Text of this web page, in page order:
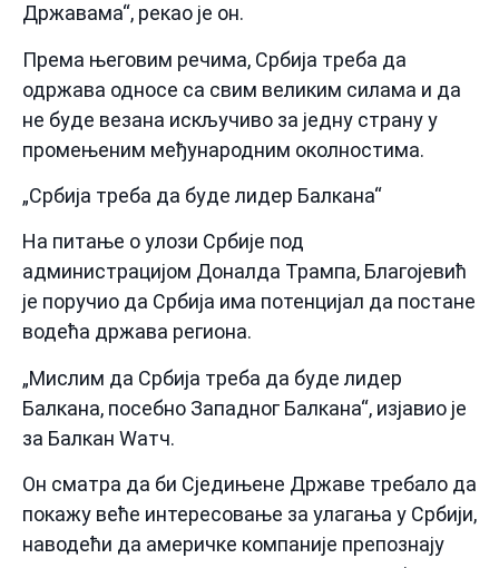
Државама“, рекао је он.
Према његовим речима, Србија треба да
одржава односе са свим великим силама и да
не буде везана искључиво за једну страну у
промењеним међународним околностима.
„Србија треба да буде лидер Балкана“
На питање о улози Србије под
администрацијом Доналда Трампа, Благојевић
је поручио да Србија има потенцијал да постане
водећа држава региона.
„Мислим да Србија треба да буде лидер
Балкана, посебно Западног Балкана“, изјавио је
за Балкан Wатч.
Он сматра да би Сједињене Државе требало да
покажу веће интересовање за улагања у Србији,
наводећи да америчке компаније препознају